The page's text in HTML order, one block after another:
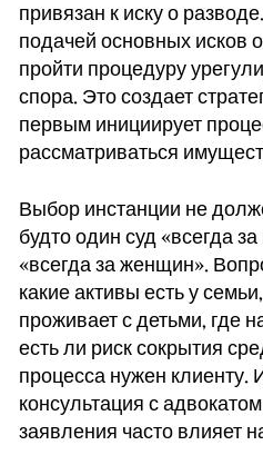
привязан к иску о
подачей основных исков
пройти процедуру
спора. Это создает
первым инициирует
рассматриваться
Выбор инстанции не
будто один суд «всегда
«всегда за женщин».
какие активы есть у
проживает с детьми, где
есть ли риск сокрытия
процесса нужен клиенту.
консультация с
заявления часто влияет